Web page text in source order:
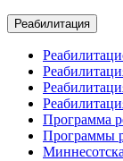
Реабилитация
Программа
Программы